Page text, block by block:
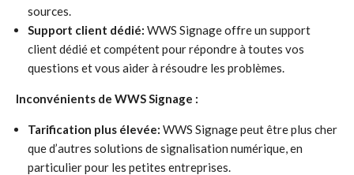
sources.
Support client dédié: WWS Signage offre un support
client dédié et compétent pour répondre à toutes vos
questions et vous aider à résoudre les problèmes.
Inconvénients de WWS Signage :
Tarification plus élevée: WWS Signage peut être plus cher
que d’autres solutions de signalisation numérique, en
particulier pour les petites entreprises.